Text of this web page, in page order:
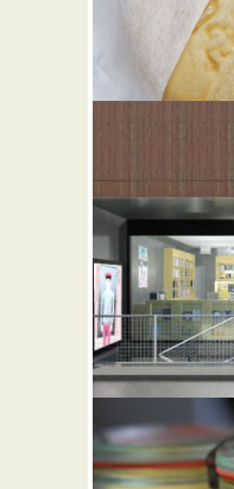
瑞穂
スイーツ